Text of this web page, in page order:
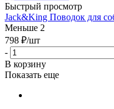
Быстрый просмотр
Jack&King Поводок для
Меньше 2
798 ₽/шт
-
В корзину
Показать еще